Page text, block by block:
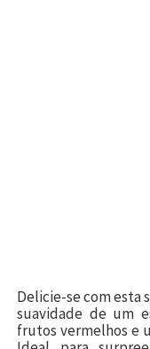
Delicie-se com esta
suavidade de um
frutos vermelhos e